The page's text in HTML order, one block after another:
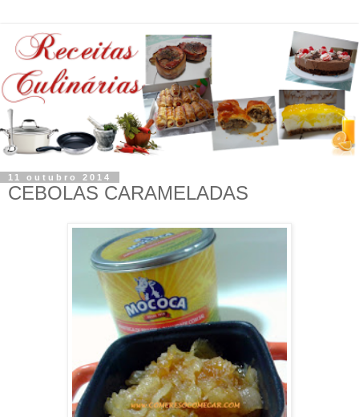
11 outubro 2014
CEBOLAS CARAMELADAS